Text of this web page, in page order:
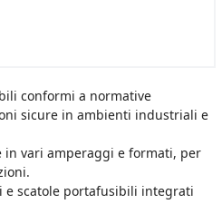
conformi a normative
sicure in ambienti industriali e
in vari amperaggi e formati, per
e scatole portafusibili integrati